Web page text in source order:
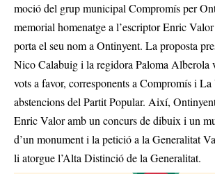
moció del grup municipal Compromís per
memorial homenatge a l’escriptor Enric
porta el seu nom a Ontinyent. La proposta
Nico Calabuig i la regidora Paloma Alberola
vots a favor, corresponents a Compromís i
abstencions del Partit Popular. Així,
Enric Valor amb un concurs de dibuix i un
d’un monument i la petició a la Generalitat
li atorgue l’Alta Distinció de la Generalitat.